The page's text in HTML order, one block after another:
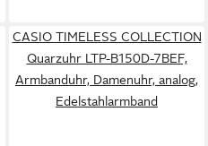
CASIO TIMELESS COLLECTION
Quarzuhr LTP-B150D-7BEF,
Armbanduhr, Damenuhr, analog,
Edelstahlarmband